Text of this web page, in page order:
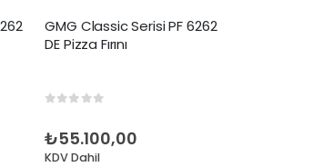
GMG Classic Serisi PF 6262
DE Pizza Fırını
₺55.100,00
KDV Dahil